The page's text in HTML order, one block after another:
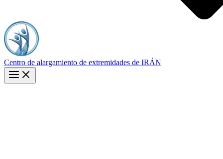
Centro de alargamiento de extremidades de IRÁN